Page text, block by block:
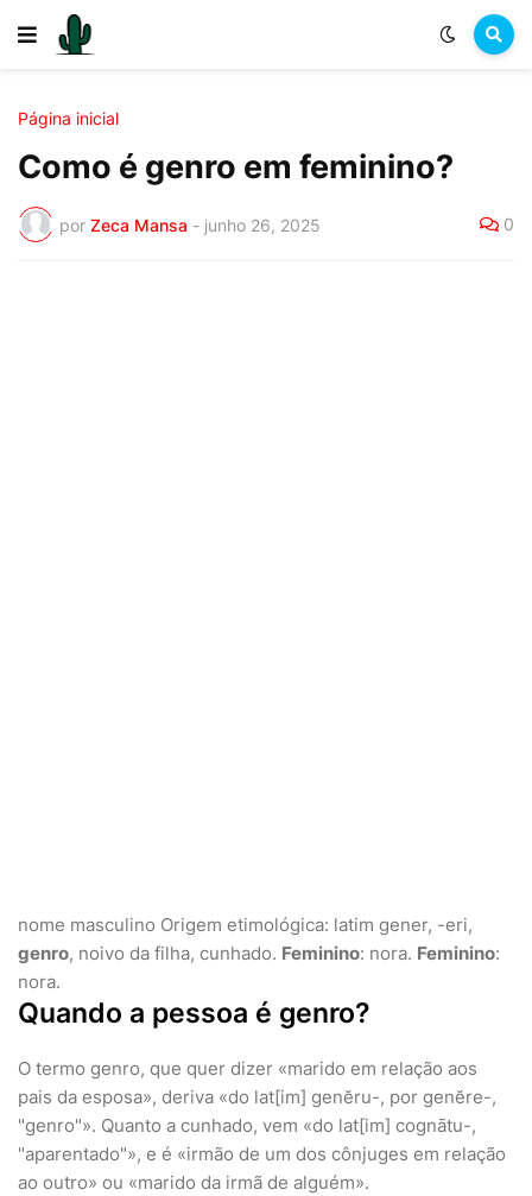
Página inicial
Como é genro em feminino?
por Zeca Mansa - junho 26, 2025 0
nome masculino Origem etimológica: latim gener, -eri,
genro, noivo da filha, cunhado. Feminino: nora. Feminino:
nora.
Quando a pessoa é genro?
O termo genro, que quer dizer «marido em relação aos
pais da esposa», deriva «do lat[im] genĕru-, por genĕre-,
"genro"». Quanto a cunhado, vem «do lat[im] cognātu-,
"aparentado"», e é «irmão de um dos cônjuges em relação
ao outro» ou «marido da irmã de alguém».